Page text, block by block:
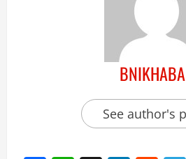
See author's